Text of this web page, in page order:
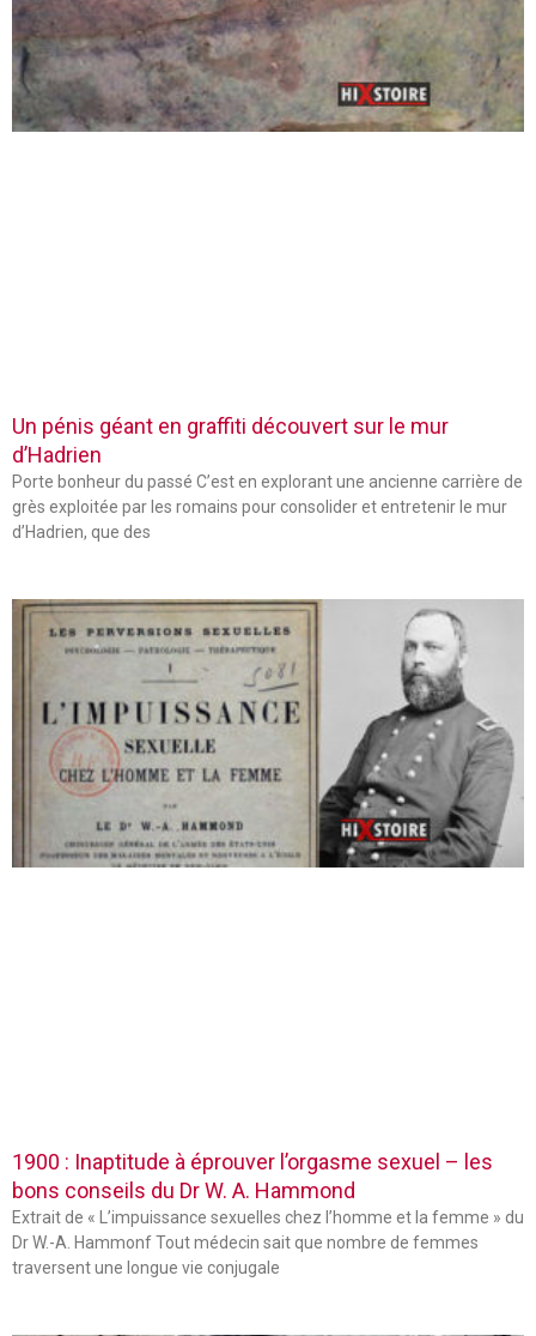
Un pénis géant en graffiti découvert sur le mur
d’Hadrien
Porte bonheur du passé C’est en explorant une ancienne carrière de
grès exploitée par les romains pour consolider et entretenir le mur
d’Hadrien, que des
1900 : Inaptitude à éprouver l’orgasme sexuel – les
bons conseils du Dr W. A. Hammond
Extrait de « L’impuissance sexuelles chez l’homme et la femme » du
Dr W.-A. Hammonf Tout médecin sait que nombre de femmes
traversent une longue vie conjugale